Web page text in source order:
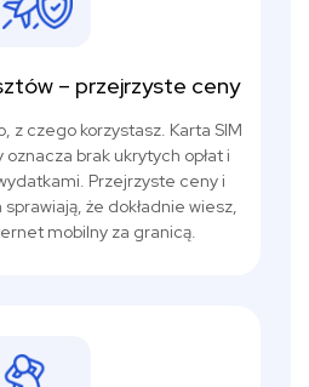
– przejrzyste ceny
z czego korzystasz. Karta SIM
oznacza brak ukrytych opłat i
Przejrzyste ceny i
że dokładnie wiesz,
mobilny za granicą.